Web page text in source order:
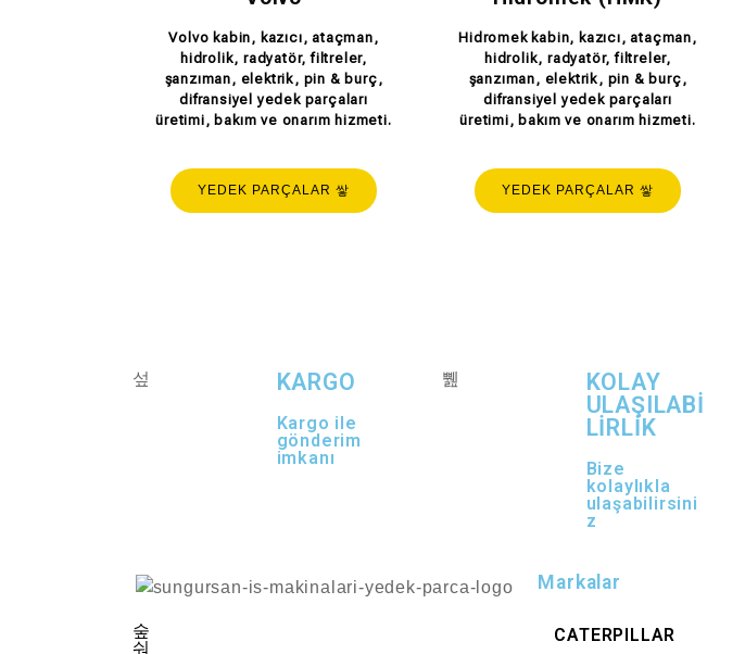
Volvo kabin, kazıcı, ataçman,
hidrolik, radyatör, filtreler,
şanzıman, elektrik, pin & burç,
difransiyel yedek parçaları
üretimi, bakım ve onarım hizmeti.
YEDEK PARÇALAR
Hidromek kabin, kazıcı, ataçman,
hidrolik, radyatör, filtreler,
şanzıman, elektrik, pin & burç,
difransiyel yedek parçaları
üretimi, bakım ve onarım hizmeti.
YEDEK PARÇALAR
KARGO
Kargo ile
gönderim
imkanı
KOLAY
ULAŞILABİ
LİRLİK
Bize
kolaylıkla
ulaşabilirsini
z
Markalar
CATERPILLAR